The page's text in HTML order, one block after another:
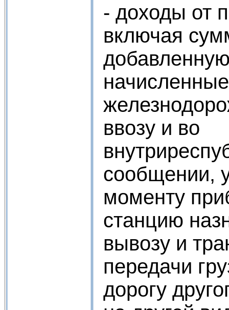
- доходы от
включая
ввозу и во
сообщении,
моменту
станцию
вывозу и
передачи
дорогу